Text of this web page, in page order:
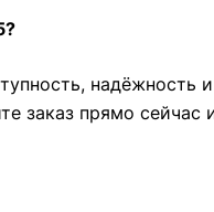
надёжность
заказ прямо